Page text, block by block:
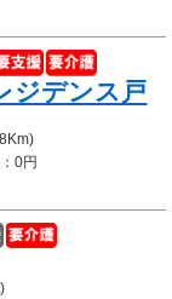
ジデンス戸
0円